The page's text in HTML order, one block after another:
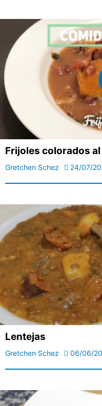
Frijoles colorados
Gretchen Schez 24/07/
Lentejas
Gretchen Schez 06/06/